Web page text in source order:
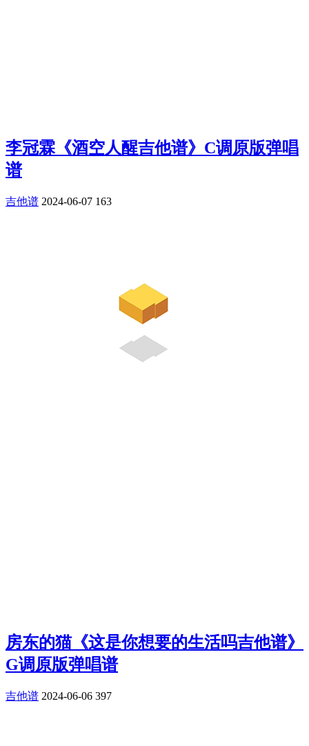
李冠霖《酒空人醒吉他谱》C调原版弹唱
谱
吉他谱 2024-06-07 163
房东的猫《这是你想要的生活吗吉他谱》
G调原版弹唱谱
吉他谱 2024-06-06 397